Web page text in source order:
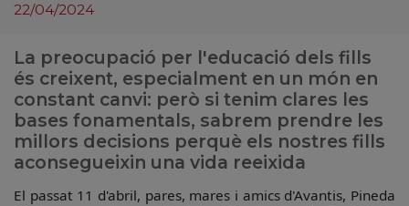
22/04/2024
La preocupació per l'educació dels fills
és creixent, especialment en un món en
constant canvi: però si tenim clares les
bases fonamentals, sabrem prendre les
millors decisions perquè els nostres fills
aconsegueixin una vida reeixida
El passat 11 d'abril, pares, mares i amics d'Avantis, Pineda